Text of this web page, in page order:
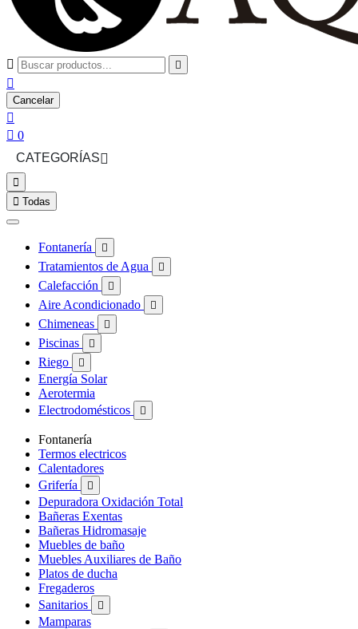
 

Cancelar

 0
CATEGORÍAS

 Todas
Fontanería 
Tratamientos de Agua 
Calefacción 
Aire Acondicionado 
Chimeneas 
Piscinas 
Riego 
Energía Solar
Aerotermia
Electrodomésticos

Fontanería
Termos electricos
Calentadores
Grifería

Depuradora Oxidación Total
Bañeras Exentas
Bañeras Hidromasaje
Muebles de baño
Muebles Auxiliares de Baño
Platos de ducha
Fregaderos
Sanitarios

Mamparas